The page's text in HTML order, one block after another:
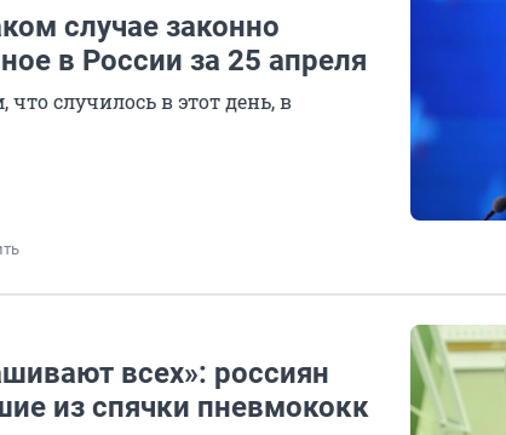
случае законно
в России за 25 апреля
случилось в этот день, в
всех»: россиян
из спячки пневмококк